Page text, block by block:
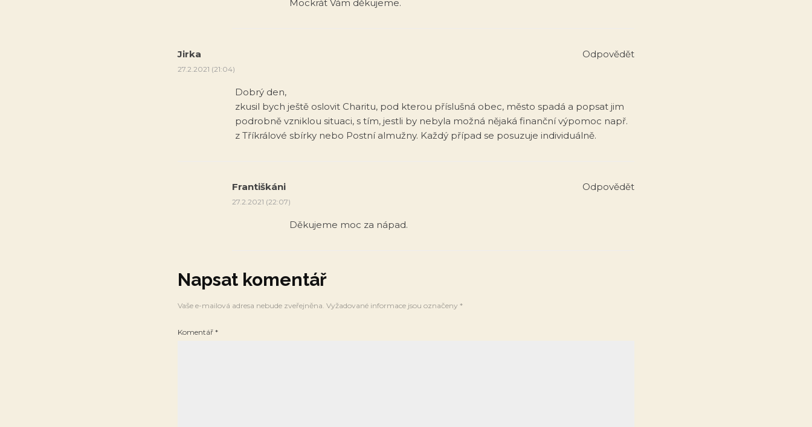
Mockrát Vám děkujeme.
Jirka
27.2.2021 (21:04)
Dobrý den,
zkusil bych ještě oslovit Charitu, pod kterou příslušná obec, město spadá a popsat jim
podrobně vzniklou situaci, s tím, jestli by nebyla možná nějaká finanční výpomoc např.
z Tříkrálové sbírky nebo Postní almužny. Každý případ se posuzuje individuálně.
Odpovědět
Františkáni
27.2.2021 (22:07)
Děkujeme moc za nápad.
Odpovědět
Napsat komentář
Vaše e-mailová adresa nebude zveřejněna. Vyžadované informace jsou označeny *
Komentář *